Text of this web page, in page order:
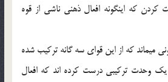
كه اينگونه افعال ذهني ناشي از قوه
ميماند كه از اين قواي سه گانه تركيب شده
يك وحدت تركيبي درست كرده اند كه افعال